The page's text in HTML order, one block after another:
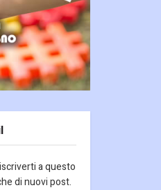
a questo
di nuovi post.